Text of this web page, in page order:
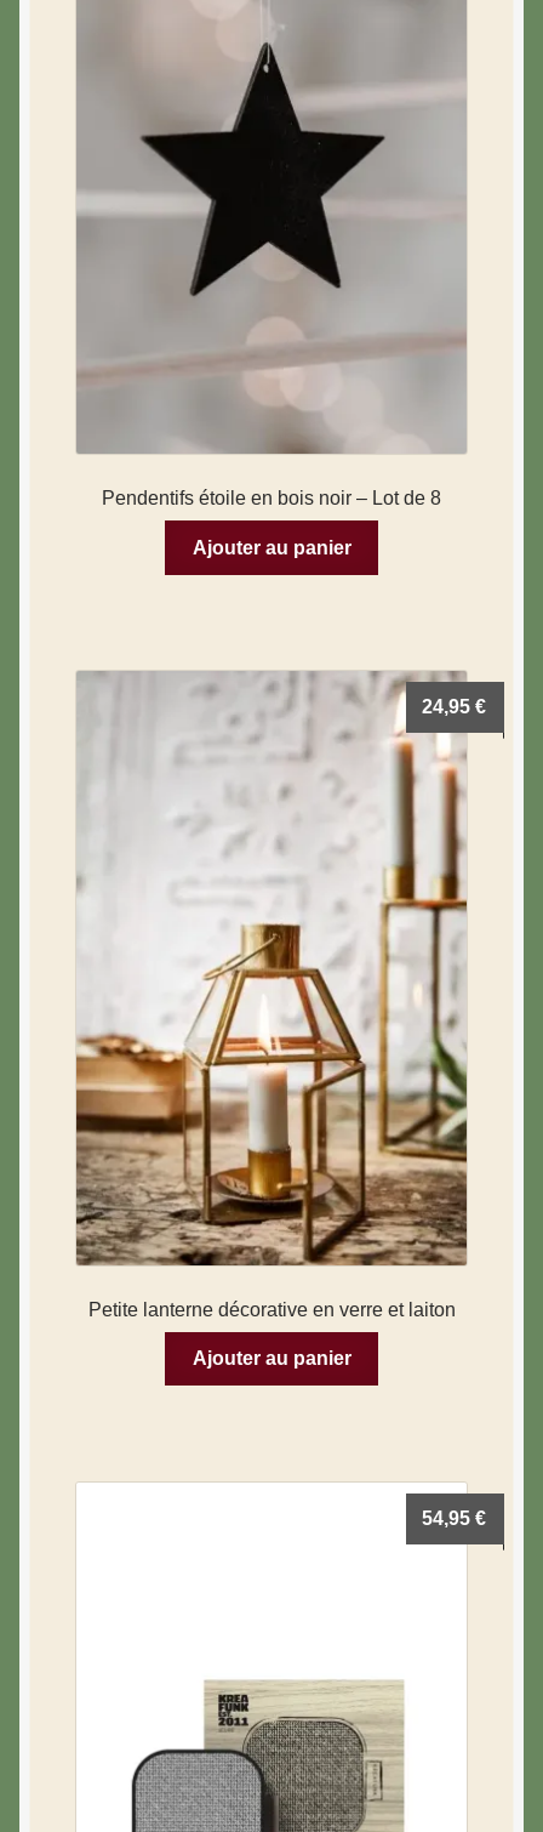
Pendentifs étoile en bois noir – Lot de 8
Ajouter au panier
Petite lanterne décorative en verre et laiton
24,95€
Ajouter au panier
54,95€